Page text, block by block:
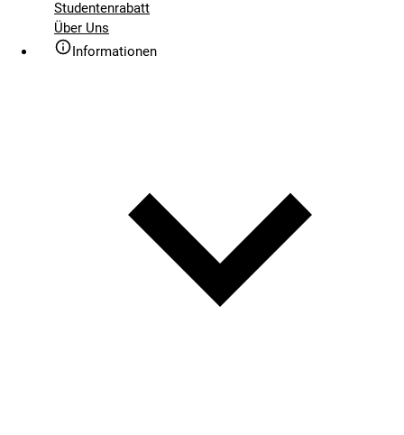
Studentenrabatt
Über Uns
Informationen